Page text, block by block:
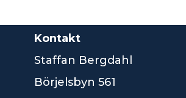
Kontakt
Staffan Bergdahl
Börjelsbyn 561